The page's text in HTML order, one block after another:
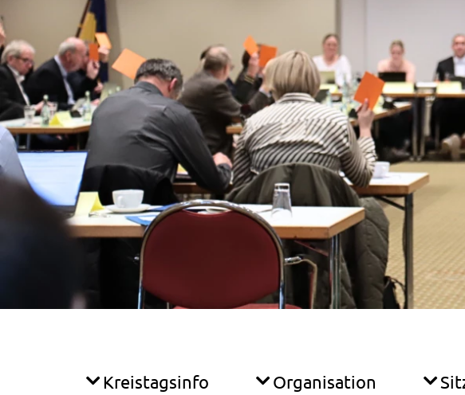
Kreistagsinfo Organisation